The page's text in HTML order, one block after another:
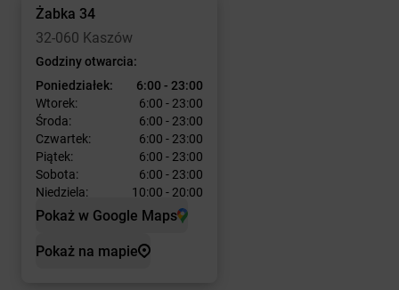
Żabka 34
32-060 Kaszów
Godziny otwarcia:
Poniedziałek:
6:00 - 23:00
Wtorek:
6:00 - 23:00
Środa:
6:00 - 23:00
Czwartek:
6:00 - 23:00
Piątek:
6:00 - 23:00
Sobota:
6:00 - 23:00
Niedziela:
10:00 - 20:00
Pokaż w Google Maps
Pokaż na mapie